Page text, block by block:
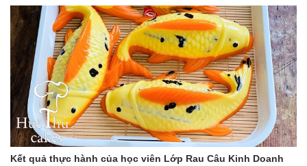
Kết quả thực hành của học viên Lớp Rau Câu Kinh Doanh